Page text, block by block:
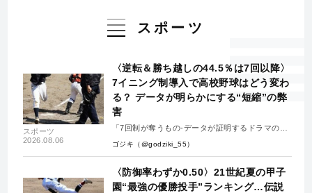
スポーツ
スポーツ
2026.08.06
〈逆転＆勝ち越しの44.5％は7回以降〉
7イニング制導入で高校野球はどう変わ
る？ データが明らかにする“短縮”の弊
害
「7回制が奪うもの-データが証明するドラマの消
失-」
ゴジキ（@godziki_55）
〈防御率わずか0.50〉21世紀夏の甲子
園“最強の優勝投手”ランキング…伝説